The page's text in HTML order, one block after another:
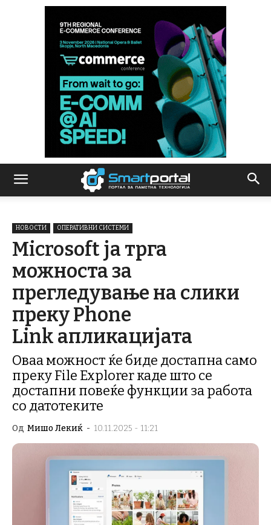
НОВОСТИ ОПЕРАТИВНИ СИСТЕМИ
Microsoft ја трга
можноста за
прегледување на слики
преку Phone
Link апликацијата
Оваа можност ќе биде достапна само
преку File Explorer каде што се
достапни повеќе функции за работа
со датотеките
Од Мишо Лекиќ - 10.11.2025 - 11:21